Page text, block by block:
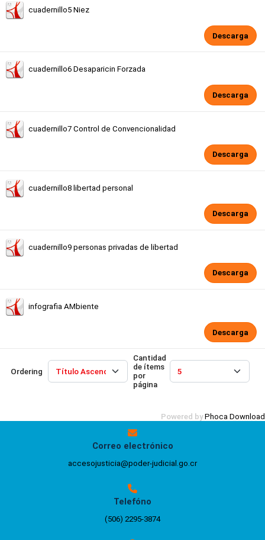
cuadernillo5 Niez
Descarga
cuadernillo6 Desaparicin Forzada
Descarga
cuadernillo7 Control de Convencionalidad
Descarga
cuadernillo8 libertad personal
Descarga
cuadernillo9 personas privadas de libertad
Descarga
infografia AMbiente
Descarga
Ordering
Cantidad
de ítems
por
página
Powered byPhoca Download
Correo electrónico
accesojusticia@poder-judicial.go.cr
Telefóno
(506) 2295-3874